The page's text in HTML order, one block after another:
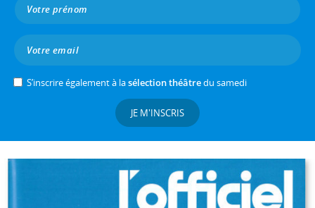
S’inscrire également à lasélection théâtredu samedi
JE M'INSCRIS